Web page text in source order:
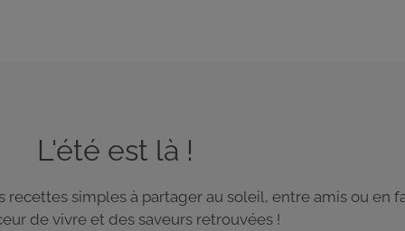
L'été est là !
recettes simples à partager au soleil, entre amis ou
de vivre et des saveurs retrouvées !